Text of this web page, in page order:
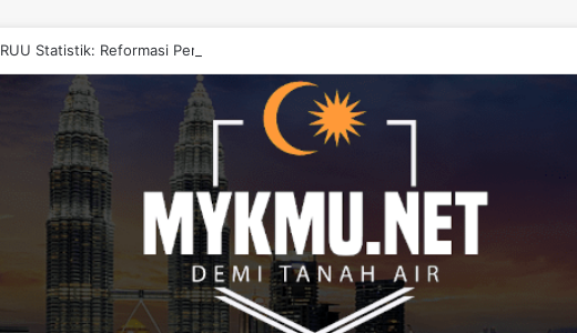
RUU Statistik: Reformasi Perkukuh Ekosistem Data Negara